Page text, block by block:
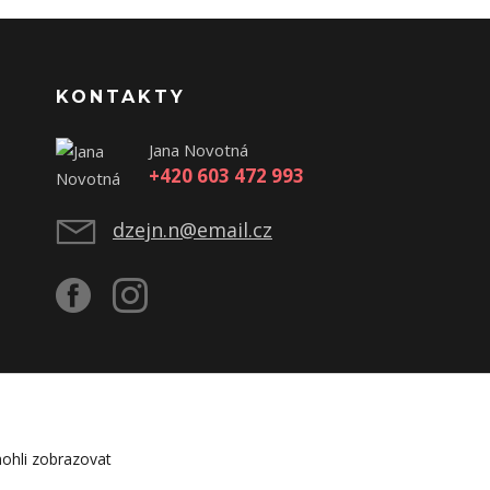
KONTAKTY
Jana Novotná
+420 603 472 993
dzejn.n@email.cz
zobrazovat